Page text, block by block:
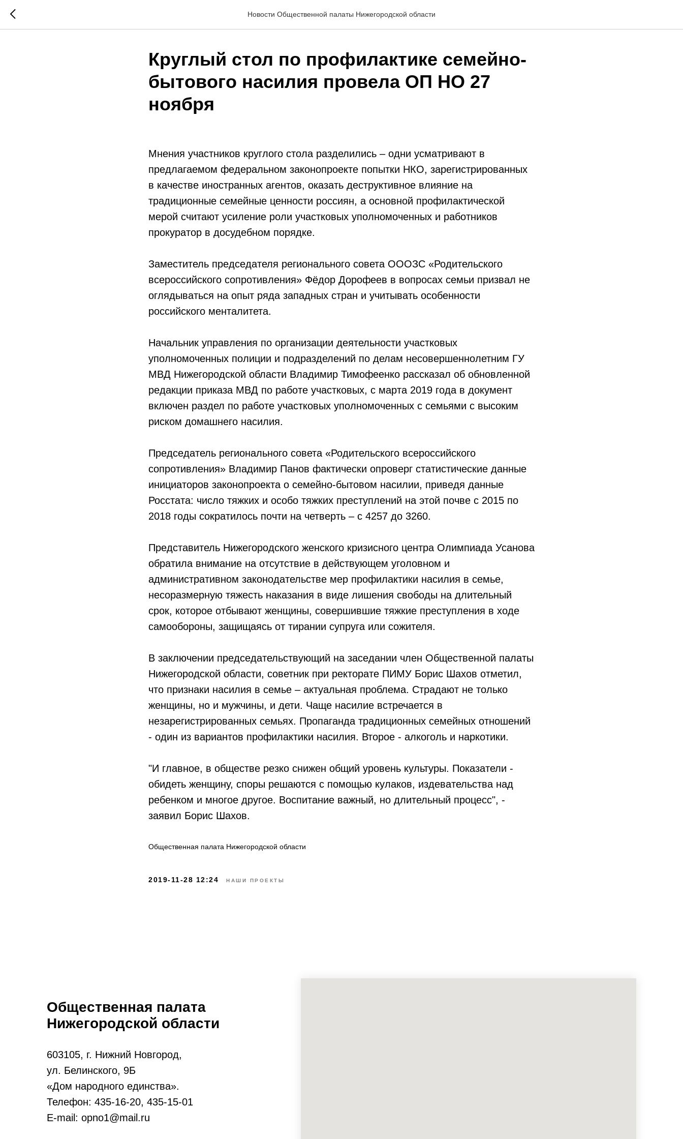
Новости Общественной палаты Нижегородской области
Круглый стол по профилактике семейно-
бытового насилия провела ОП НО 27
ноября
Мнения участников круглого стола разделились – одни усматривают в
предлагаемом федеральном законопроекте попытки НКО, зарегистрированных
в качестве иностранных агентов, оказать деструктивное влияние на
традиционные семейные ценности россиян, а основной профилактической
мерой считают усиление роли участковых уполномоченных и работников
прокуратор в досудебном порядке.
Заместитель председателя регионального совета ОООЗС «Родительского
всероссийского сопротивления» Фёдор Дорофеев в вопросах семьи призвал не
оглядываться на опыт ряда западных стран и учитывать особенности
российского менталитета.
Начальник управления по организации деятельности участковых
уполномоченных полиции и подразделений по делам несовершеннолетним ГУ
МВД Нижегородской области Владимир Тимофеенко рассказал об обновленной
редакции приказа МВД по работе участковых, с марта 2019 года в документ
включен раздел по работе участковых уполномоченных с семьями с высоким
риском домашнего насилия.
Председатель регионального совета «Родительского всероссийского
сопротивления» Владимир Панов фактически опроверг статистические данные
инициаторов законопроекта о семейно-бытовом насилии, приведя данные
Росстата: число тяжких и особо тяжких преступлений на этой почве с 2015 по
2018 годы сократилось почти на четверть – с 4257 до 3260.
Представитель Нижегородского женского кризисного центра Олимпиада Усанова
обратила внимание на отсутствие в действующем уголовном и
административном законодательстве мер профилактики насилия в семье,
несоразмерную тяжесть наказания в виде лишения свободы на длительный
срок, которое отбывают женщины, совершившие тяжкие преступления в ходе
самообороны, защищаясь от тирании супруга или сожителя.
В заключении председательствующий на заседании член Общественной палаты
Нижегородской области, советник при ректорате ПИМУ Борис Шахов отметил,
что признаки насилия в семье – актуальная проблема. Страдают не только
женщины, но и мужчины, и дети. Чаще насилие встречается в
незарегистрированных семьях. Пропаганда традиционных семейных отношений
- один из вариантов профилактики насилия. Второе - алкоголь и наркотики.
"И главное, в обществе резко снижен общий уровень культуры. Показатели -
обидеть женщину, споры решаются с помощью кулаков, издевательства над
ребенком и многое другое. Воспитание важный, но длительный процесс", -
заявил Борис Шахов.
Общественная палата Нижегородской области
2019-11-28 12:24 НАШИ ПРОЕКТЫ
Общественная палата
Нижегородской области
603105, г. Нижний Новгород,
ул. Белинского, 9Б
«Дом народного единства».
Телефон: 435-16-20, 435-15-01
E-mail: opno1@mail.ru